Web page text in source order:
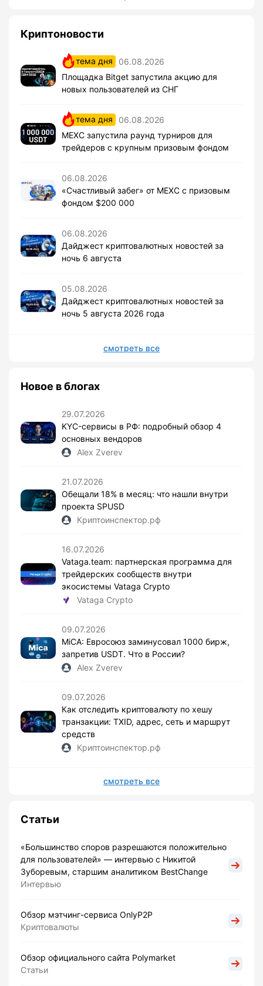
Криптоновости
тема дня
06.08.2026
Площадка Bitget запустила акцию для
новых пользователей из СНГ
тема дня
06.08.2026
MEXC запустила раунд турниров для
трейдеров с крупным призовым фондом
06.08.2026
«Счастливый забег» от MEXC с призовым
фондом $200 000
06.08.2026
Дайджест криптовалютных новостей за
ночь 6 августа
05.08.2026
Дайджест криптовалютных новостей за
ночь 5 августа 2026 года
смотреть все
Новое в блогах
29.07.2026
KYC-сервисы в РФ: подробный обзор 4
основных вендоров
Alex Zverev
21.07.2026
Обещали 18% в месяц: что нашли внутри
проекта SPUSD
Криптоинспектор.рф
16.07.2026
Vataga.team: партнерская программа для
трейдерских сообществ внутри
экосистемы Vataga Crypto
Vataga Crypto
09.07.2026
MiCA: Евросоюз заминусовал 1000 бирж,
запретив USDT. Что в России?
Alex Zverev
09.07.2026
Как отследить криптовалюту по хешу
транзакции: TXID, адрес, сеть и маршрут
средств
Криптоинспектор.рф
смотреть все
Статьи
«Большинство споров разрешаются положительно
для пользователей» — интервью с Никитой
Зуборевым, старшим аналитиком BestChange
Интервью
Обзор мэтчинг-сервиса OnlyP2P
Криптовалюты
Обзор официального сайта Polymarket
Статьи